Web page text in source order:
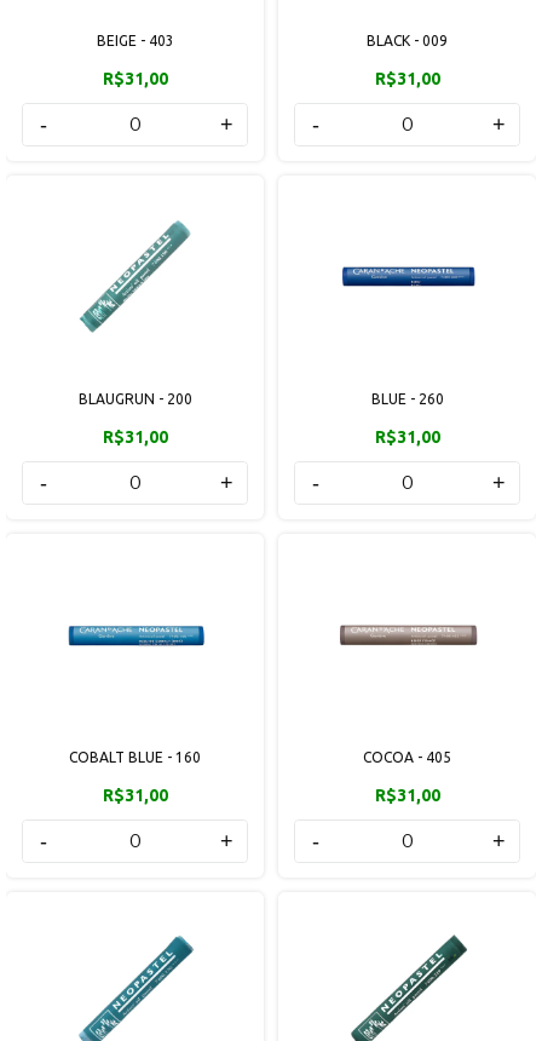
BEIGE - 403
R$31,00
- +
BLACK - 009
R$31,00
- +
BLAUGRUN - 200
R$31,00
- +
BLUE - 260
R$31,00
- +
COBALT BLUE - 160
R$31,00
- +
COCOA - 405
R$31,00
- +